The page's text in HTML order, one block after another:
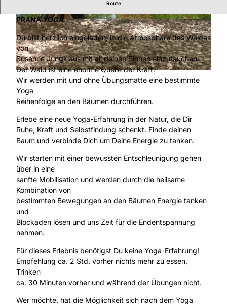
© Pia Schäfer | CC-BY-SA
© Pia Schäfer |CC-BY-SA © Pia Schäfer |CC-BY-SA
Route
PRANA YOGA
Du bist herzlich eingeladen, in die Atmosphäre des Waldes
von
Susanne Jungklaus mit all deinen Sinnen einzutauchen.
Der Wald ist eine enorme Quelle der Kraft.
Wir werden mit und ohne Übungsmatte eine bestimmte
Yoga
Reihenfolge an den Bäumen durchführen.
Erlebe eine neue Yoga-Erfahrung in der Natur, die Dir
Ruhe, Kraft und Selbstfindung schenkt. Finde deinen
Baum und verbinde Dich um Deine Energie zu tanken.
Wir starten mit einer bewussten Entschleunigung gehen
über in eine
sanfte Mobilisation und werden durch die heilsame
Kombination von
bestimmten Bewegungen an den Bäumen Energie tanken
und
Blockaden lösen und uns Zeit für die Endentspannung
nehmen.
Für dieses Erlebnis benötigst Du keine Yoga-Erfahrung!
Empfehlung ca. 2 Std. vorher nichts mehr zu essen,
Trinken
ca. 30 Minuten vorher und während der Übungen nicht.
Wer möchte, hat die Möglichkeit sich nach dem Yoga